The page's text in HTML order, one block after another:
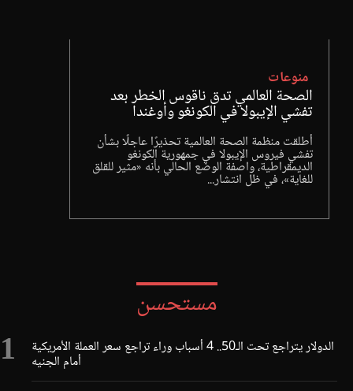
مستحسن
الدولار يتراجع تحت الـ50.. 4 أسباب وراء تراجع سعر العملة الأمريكية
أمام الجنيه
منوعات
الصحة العالمي تدق ناقوس الخطر بعد
تفشي الإيبولا في الكونغو وأوغندا
أطلقت منظمة الصحة العالمية تحذيرًا عاجلًا بشأن
تفشي فيروس الإيبولا في جمهورية الكونغو
الديمقراطية، واصفة الوضع الحالي بأنه «مثير للقلق
للغاية»، في ظل انتشار...